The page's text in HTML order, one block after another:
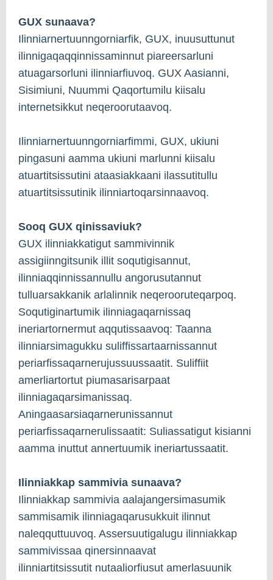
GUX sunaava?
Ilinniarnertuunngorniarfik, GUX, inuusuttunut
ilinnigaqaqqinnissaminnut piareersarluni
atuagarsorluni ilinniarfiuvoq. GUX Aasianni,
Sisimiuni, Nuummi Qaqortumilu kiisalu
internetsikkut neqeroorutaavoq.
Ilinniarnertuunngorniarfimmi, GUX, ukiuni
pingasuni aamma ukiuni marlunni kiisalu
atuartitsissutini ataasiakkaani ilassutitullu
atuartitsissutinik ilinniartoqarsinnaavoq.
Sooq GUX qinissaviuk?
GUX ilinniakkatigut sammivinnik
assigiinngitsunik illit soqutigisannut,
ilinniaqqinnissannullu angorusutannut
tulluarsakkanik arlalinnik neqerooruteqarpoq.
Soqutiginartumik ilinniagaqarnissaq
ineriartornermut aqqutissaavoq: Taanna
ilinniarsimagukku suliffissartaarnissannut
periarfissaqarnerujussuussaatit. Suliffiit
amerliartortut piumasarisarpaat
ilinniagaqarsimanissaq.
Aningaasarsiaqarnerunissannut
periarfissaqarnerulissaatit: Suliassatigut kisianni
aamma inuttut annertuumik ineriartussaatit.
Ilinniakkap sammivia sunaava?
Ilinniakkap sammivia aalajangersimasumik
sammisamik ilinniagaqarusukkuit ilinnut
naleqquttuuvoq. Assersuutigalugu ilinniakkap
sammivissaa qinersinnaavat
ilinniartitsissutit nutaaliorfiusut amerlasuunik